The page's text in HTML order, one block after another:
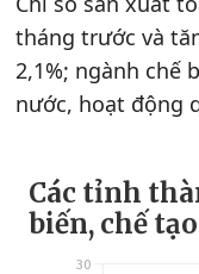
tháng trước và
2,1%; ngành chế
nước, hoạt động